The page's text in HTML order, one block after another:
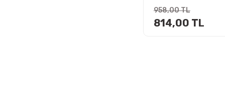
958,00 TL
814,00 TL